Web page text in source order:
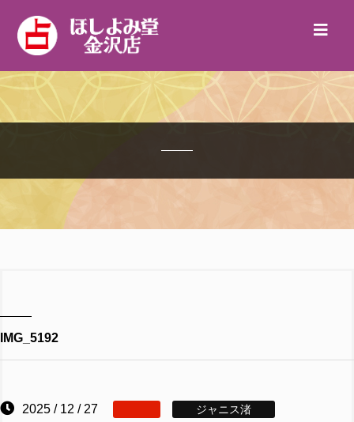
IMG_5192
2025 / 12 / 27 ジャニス渚